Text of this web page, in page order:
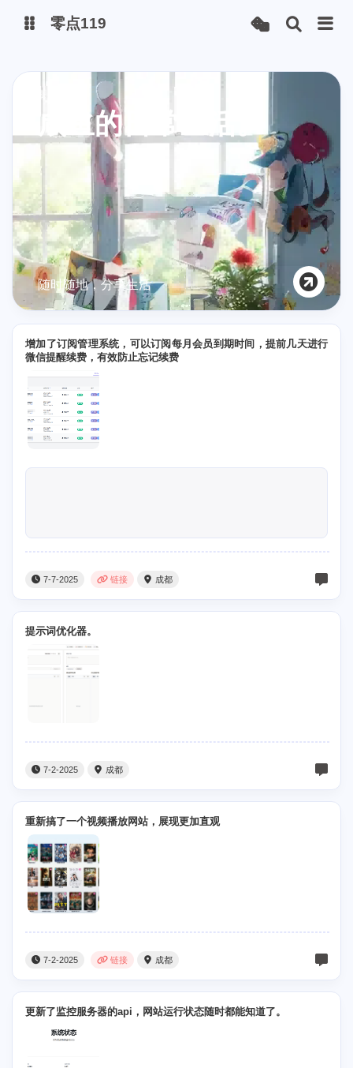
零点119
咸鱼的日常生活。
随时随地，分享生活
增加了订阅管理系统，可以订阅每月会员到期时间，提前几天进行
微信提醒续费，有效防止忘记续费
7-7-2025 链接 成都
提示词优化器。
7-2-2025 成都
重新搞了一个视频播放网站，展现更加直观
7-2-2025 链接 成都
更新了监控服务器的api，网站运行状态随时都能知道了。